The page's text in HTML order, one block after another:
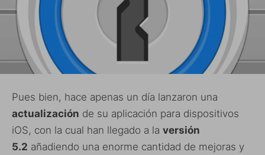
Pues bien, hace apenas un día lanzaron una
actualización de su aplicación para dispositivos
iOS, con la cual han llegado a la versión
5.2 añadiendo una enorme cantidad de mejoras y